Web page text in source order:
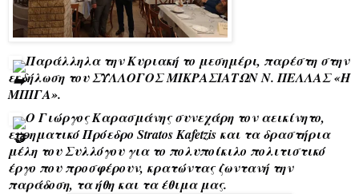
Παράλληλα την Κυριακή το μεσημέρι, παρέστη στην
εκδήλωση του ΣΥΛΛΟΓΟΣ ΜΙΚΡΑΣΙΑΤΩΝ Ν. ΠΕΛΛΑΣ «Η
ΜΠΙΓΑ».
Ο Γιώργος Καρασμάνης συνεχάρη τον αεικίνητο,
ευρηματικό Πρόεδρο Stratos Kafetzis και τα δραστήρια
μέλη του Συλλόγου για το πολυποίκιλο πολιτιστικό
έργο που προσφέρουν, κρατώντας ζωντανή την
παράδοση, τα ήθη και τα έθιμα μας.